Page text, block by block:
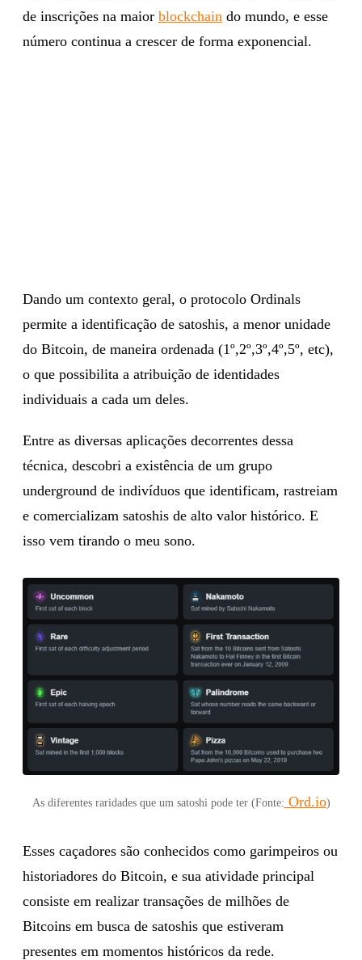
de inscrições na maior blockchain do mundo, e esse
número continua a crescer de forma exponencial.
Dando um contexto geral, o protocolo Ordinals
permite a identificação de satoshis, a menor unidade
do Bitcoin, de maneira ordenada (1º,2º,3º,4º,5º, etc),
o que possibilita a atribuição de identidades
individuais a cada um deles.
Entre as diversas aplicações decorrentes dessa
técnica, descobri a existência de um grupo
underground de indivíduos que identificam, rastreiam
e comercializam satoshis de alto valor histórico. E
isso vem tirando o meu sono.
As diferentes raridades que um satoshi pode ter (Fonte: Ord.io)
Esses caçadores são conhecidos como garimpeiros ou
historiadores do Bitcoin, e sua atividade principal
consiste em realizar transações de milhões de
Bitcoins em busca de satoshis que estiveram
presentes em momentos históricos da rede.